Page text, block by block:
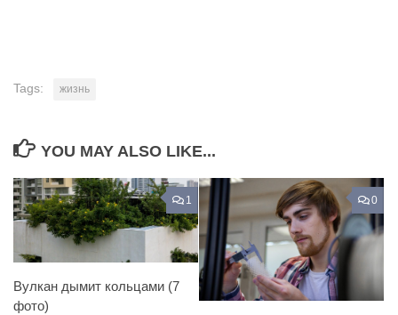
Tags: жизнь
YOU MAY ALSO LIKE...
1
Вулкан дымит кольцами (7
фото)
0